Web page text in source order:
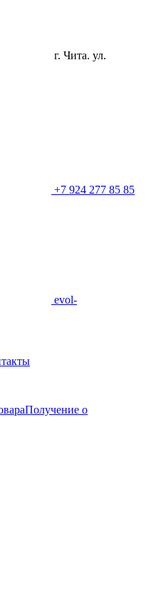
г. Чита. ул.
+7 924 277 85 85
evol-
Получение о